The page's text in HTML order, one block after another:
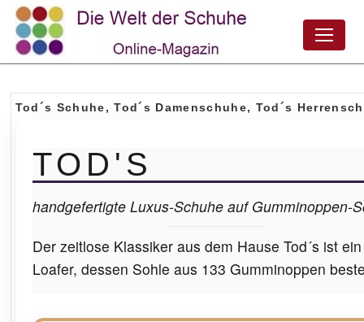
Tod´s Schuhe, Tod´s Damenschuhe, Tod´s
TOD'S
handgefertigte Luxus-Schuhe auf Gumminoppen-
Der zeitlose Klassiker aus dem Hause Tod´s ist ein
Loafer, dessen Sohle aus 133 Gumminoppen